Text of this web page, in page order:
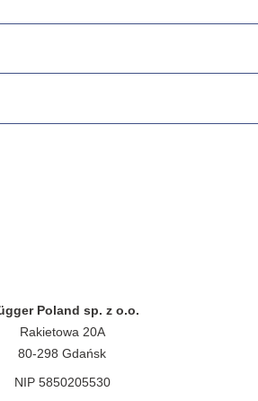
Poland sp. z o.o.
Rakietowa 20A
80-298 Gdańsk
NIP 5850205530